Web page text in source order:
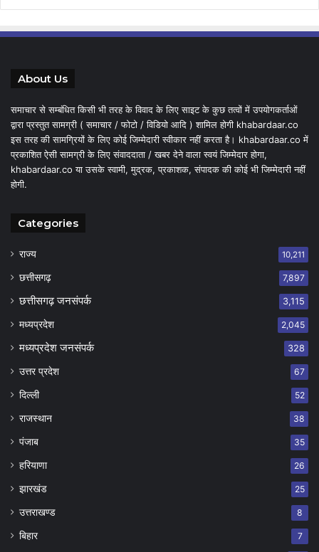
About Us
समाचार से सम्बंधित किसी भी तरह के विवाद के लिए साइट के कुछ तत्वों में उपयोगकर्ताओं
द्वारा प्रस्तुत सामग्री ( समाचार / फोटो / विडियो आदि ) शामिल होगी khabardaar.co
इस तरह की सामग्रियों के लिए कोई जिम्मेदारी स्वीकार नहीं करता है। khabardaar.co में
प्रकाशित ऐसी सामग्री के लिए संवाददाता / खबर देने वाला स्वयं जिम्मेदार होगा,
khabardaar.co या उसके स्वामी, मुद्रक, प्रकाशक, संपादक की कोई भी जिम्मेदारी नहीं
होगी.
Categories
राज्य 10,211
छत्तीसगढ़ 7,897
छत्तीसगढ़ जनसंपर्क 3,115
मध्यप्रदेश 2,045
मध्यप्रदेश जनसंपर्क 328
उत्तर प्रदेश 67
दिल्ली 52
राजस्थान 38
पंजाब 35
हरियाणा 26
झारखंड 25
उत्तराखण्ड 8
बिहार 7